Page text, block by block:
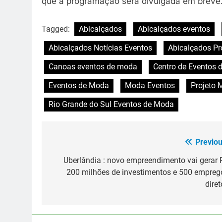
Tagged: Abicalçados
Abicalçados eventos
Abicalçados Notícias Eventos
Abicalçados
Canoas eventos de moda
Centro de Eventos
Eventos de Moda
Moda Eventos
Projeto
Rio Grande do Sul Eventos de Moda
deUberlândia : novo empreendimento vai gerar
200 milhões de investimentos e 500